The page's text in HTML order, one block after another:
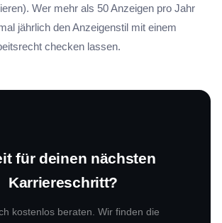
Wer mehr als 50 Anzeigen pro Jahr
jährlich den Anzeigenstil mit einem
checken lassen.
für deinen nächsten
Karriereschritt?
kostenlos beraten. Wir finden die